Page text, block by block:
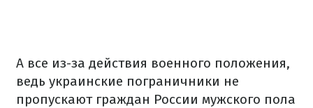
А все из-за действия военного положения,
ведь украинские пограничники не
пропускают граждан России мужского пола